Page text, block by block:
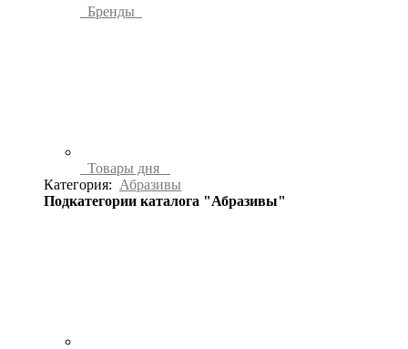
Бренды
Товары дня
Категория: Абразивы
Подкатегории каталога "Абразивы"